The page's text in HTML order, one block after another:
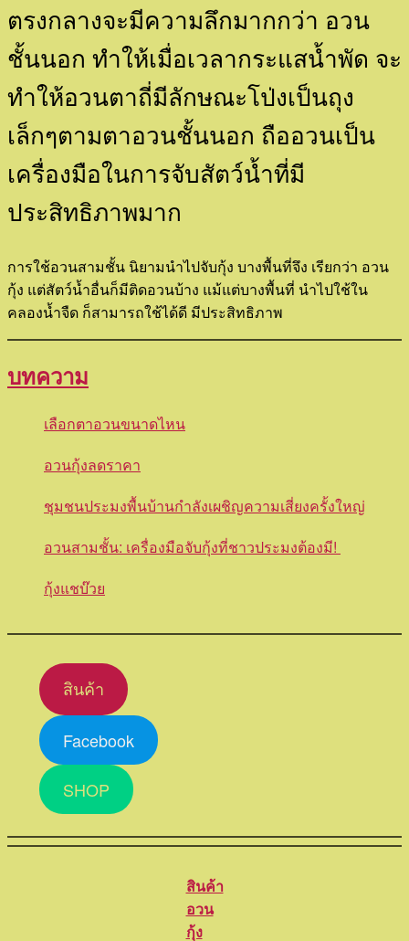
ตรงกลางจะมีความลึกมากกว่า อวน
ชั้นนอก ทำให้เมื่อเวลากระแสน้ำพัด จะ
ทำให้อวนตาถี่มีลักษณะโป่งเป็นถุง
เล็กๆตามตาอวนชั้นนอก ถืออวนเป็น
เครื่องมือในการจับสัตว์น้ำที่มี
ประสิทธิภาพมาก
การใช้อวนสามชั้น นิยามนำไปจับกุ้ง บางพื้นที่จึง เรียกว่า อวน
กุ้ง แต่สัตว์น้ำอื่นก็มีติดอวนบ้าง แม้แต่บางพื้นที่ นำไปใช้ใน
คลองน้ำจืด ก็สามารถใช้ได้ดี มีประสิทธิภาพ
บทความ
เลือกตาอวนขนาดไหน
อวนกุ้งลดราคา
ชุมชนประมงพื้นบ้านกำลังเผชิญความเสี่ยงครั้งใหญ่
อวนสามชั้น: เครื่องมือจับกุ้งที่ชาวประมงต้องมี!
กุ้งแชบ๊วย
สินค้า
Facebook
SHOP
สินค้า
อวน
กุ้ง